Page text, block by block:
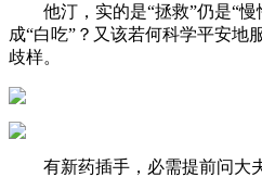
他汀，实的是“拯救”仍是“慢
成“白吃”？又该若何科学平安地
歧样。
有新药插手，必需提前问大